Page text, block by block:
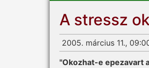
A stressz
2005. március 11.,
"Okozhat-e epezavart